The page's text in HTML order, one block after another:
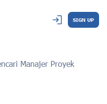
SIGN UP
Manajer Proyek